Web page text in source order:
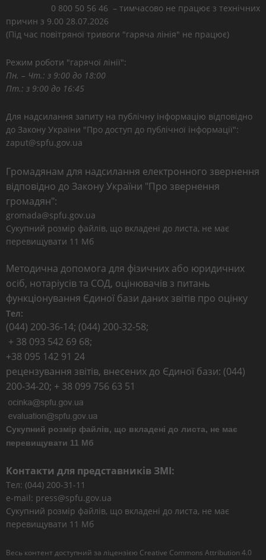
0 800 50 56 46 – тимчасово не працює з технічних
причин з 9.00 28.07.2026
(Під час повітряної тривоги "гаряча лінія" не працює)
Режим роботи "гарячої лінії":
Пн. – Чт.: з 9:00 до 18:00
Пт.: з 9:00 до 16:45
Для надсилання запиту на публічну інформацію відповідно
до Закону України "Про доступ до публічної інформації":
zaput@spfu.gov.ua
Громадянам для надсилання електронного звернення
відповідно до Закону України "Про звернення
громадян":
gromada@spfu.gov.ua
Сукупний розмір файлів, що вкладені до листа, не має
перевищувати 11 Мб
Методична допомога для фізичних або юридичних
осіб, нотаріусів та СОД, оцінювачів з питань
функціонування Єдиної бази даних звітів про оцінку
Тел:
(044) 200-36-14; (044) 200-32-58;
+ 38 093 542 69 68;
+38 095 142 91 24
рецензування звітів, внесених до Єдиної бази: (044)
200-34-20; + 38 099 756 63 51
Сукупний розмір файлів, що вкладені до листа, не має
перевищувати 11 Мб
Контакти для представників ЗМІ:
Тел: (044) 200-31-11
e-mail: press@spfu.gov.ua
Сукупний розмір файлів, що вкладені до листа, не має
перевищувати 11 Мб
Весь контент доступний за ліцензією Creative Commons Attribution 4.0